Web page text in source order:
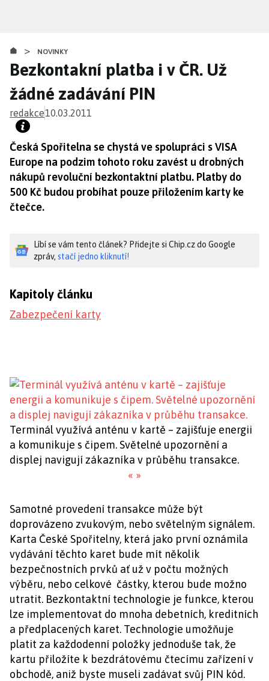
obsahu
> NOVINKY
Bezkontakní platba i v ČR. Už
žádné zadávání PIN
redakce10.03.2011
Česká Spořitelna se chystá ve spolupráci s VISA
Europe na podzim tohoto roku zavést u drobných
nákupů revoluční bezkontaktní platbu. Platby do
500 Kč budou probíhat pouze přiložením karty ke
čtečce.
Líbí se vám tento článek? Přidejte si Chip.cz do Google
zpráv, stačí jedno kliknutí!
Kapitoly článku
Zabezpečení karty
Terminál využívá anténu v kartě – zajišťuje energii
a komunikuje s čipem. Světelné upozornění a
displej navigují zákazníka v průběhu transakce.
« »
Samotné provedení transakce může být
doprovázeno zvukovým, nebo světelným signálem.
Karta České Spořitelny, která jako první oznámila
vydávání těchto karet bude mít několik
bezpečnostních prvků ať už v počtu možných
výběru, nebo celkové částky, kterou bude možno
utratit. Bezkontaktní technologie je funkce, kterou
lze implementovat do mnoha debetních, kreditních
a předplacených karet. Technologie umožňuje
platit za každodenní položky jednoduše tak, že
kartu přiložíte k bezdrátovému čtecímu zařízení v
obchodě, aniž byste museli zadávat svůj PIN kód.